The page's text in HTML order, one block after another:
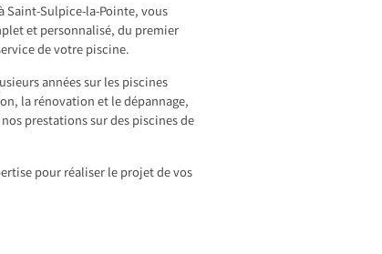
Saint-Sulpice-la-Pointe, vous
et personnalisé, du premier
de votre piscine.
années sur les piscines
la rénovation et le dépannage,
prestations sur des piscines de
pour réaliser le projet de vos